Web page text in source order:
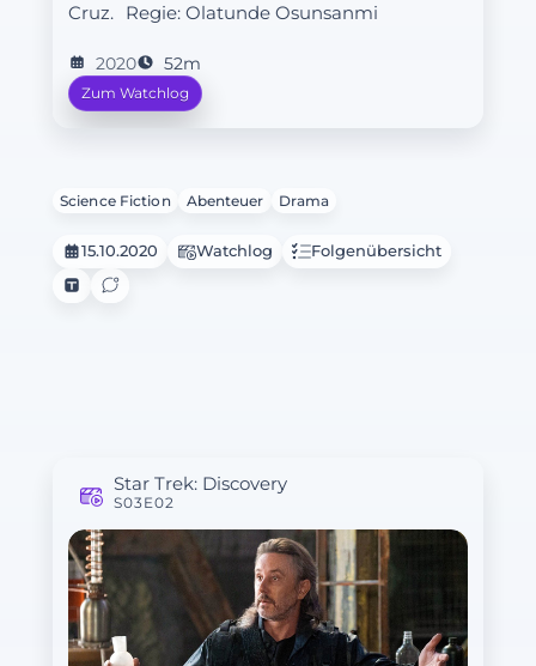
Cruz.
Regie: Olatunde Osunsanmi
2020 52m
Zum Watchlog
Science Fiction Abenteuer Drama
15.10.2020 Watchlog Folgenübersicht
Star Trek: Discovery
S03E02